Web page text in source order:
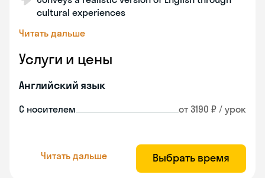
cultural experiences
Читать дальше
Услуги и цены
Английский язык
С носителем от 3190 ₽ / урок
Читать дальше Выбрать время